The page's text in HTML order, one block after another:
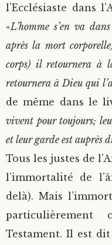
l’Ecclésiaste dans
«L’homme s’en va
après la mort
corps) il retournera à
retournera à Dieu qui
de même dans le
vivent pour toujours;
et leur garde est auprès
Tous les justes de
l’immortalité de
delà). Mais
particulièrement
Testament. Il est